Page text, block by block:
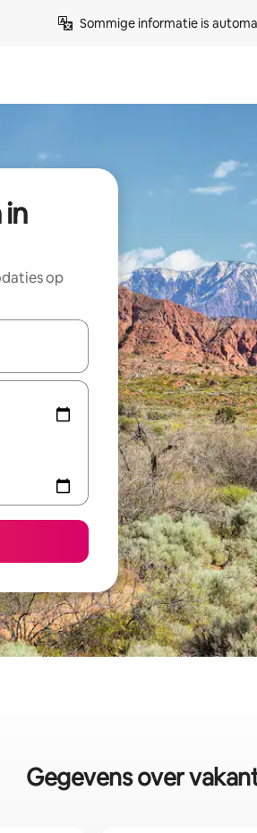
Sommige informatie is
op
maak je een keuze met je de
Gegevens over